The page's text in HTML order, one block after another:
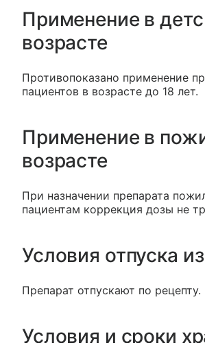
Применение в
возрасте
Противопоказано применение
пациентов в возрасте до 18 лет.
Применение в
возрасте
При назначении препарата
пациентам коррекция дозы не
Условия отпуска
Препарат отпускают по рецепту.
Условия и сроки